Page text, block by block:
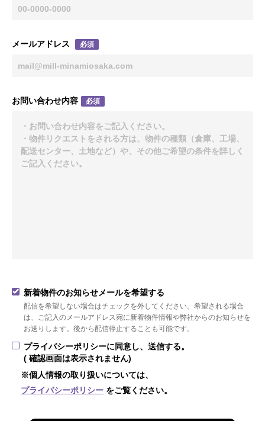
メールアドレス 必須
お問い合わせ内容 必須
新着物件のお知らせメールを希望する
配信を希望しない場合はチェックを外してください。希望される場合
は、ご記入のメールアドレス宛に新着物件情報や弊社からのお知らせを
お送りします。後から配信停止することも可能です。
プライバシーポリシーに同意し、送信する。
( 確認画面は表示されません)
※個人情報の取り扱いについては、
プライバシーポリシー をご覧ください。